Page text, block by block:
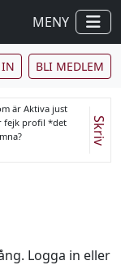
MENY
IN BLI MEDLEM
är Aktiva just
fejk profil *det
Skriv
Logga in eller